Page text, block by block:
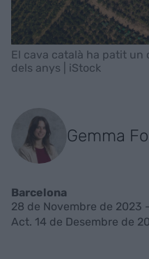
El cava català ha patit un
dels anys | iStock
Gemma
Barcelona
28 de Novembre de 2023
Act. 14 de Desembre de